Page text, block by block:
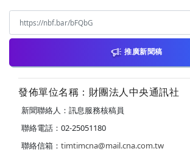
推廣新聞稿
發佈單位名稱：財團法人中央通訊社
新聞聯絡人：訊息服務核稿員
聯絡電話：02-25051180
聯絡信箱： timtimcna@mail.cna.com.tw